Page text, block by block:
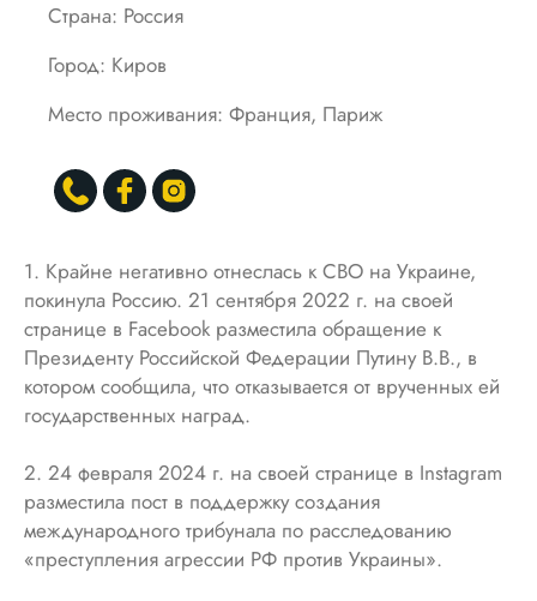
Страна: Россия
Город: Киров
Место проживания: Франция, Париж
1. Крайне негативно отнеслась к СВО на Украине,
покинула Россию. 21 сентября 2022 г. на своей
странице в Facebook разместила обращение к
Президенту Российской Федерации Путину В.В., в
котором сообщила, что отказывается от врученных ей
государственных наград.
2. 24 февраля 2024 г. на своей странице в Instagram
разместила пост в поддержку создания
международного трибунала по расследованию
«преступления агрессии РФ против Украины».